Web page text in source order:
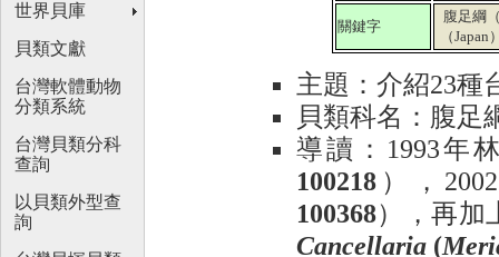
關鍵字
腹足綱
（
主題：介紹23種
貝類科名：腹足
導讀： 1993年
100218）， 2002
100368），再加
Cancellaria (
世界貝庫
貝類文獻
台灣軟體動物
分類系統
台灣貝類分科
查詢
以貝類外型查
詢